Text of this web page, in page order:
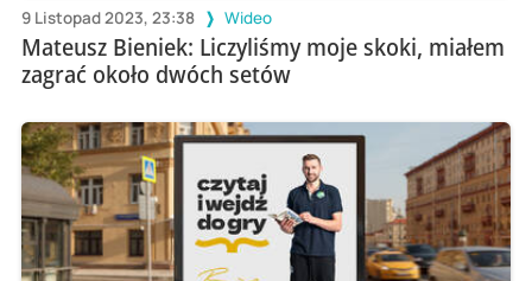
9 Listopad 2023, 23:38 Wideo
Mateusz Bieniek: Liczyliśmy moje skoki, miałem
zagrać około dwóch setów